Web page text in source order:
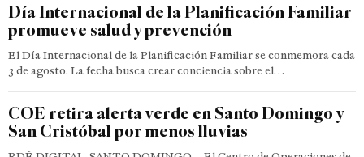
Día Internacional de la Planificación Familiar
promueve salud y prevención
El Día Internacional de la Planificación Familiar se conmemora cada
3 de agosto. La fecha busca crear conciencia sobre el…
COE retira alerta verde en Santo Domingo y
San Cristóbal por menos lluvias